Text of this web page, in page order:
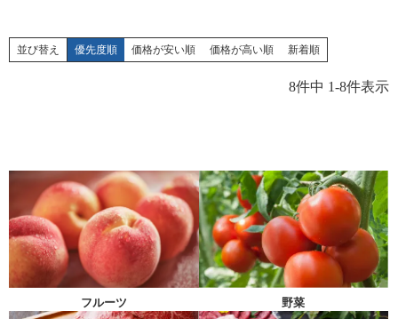
並び替え 優先度順 価格が安い順 価格が高い順 新着順
8件中 1-8件表示
フルーツ 野菜